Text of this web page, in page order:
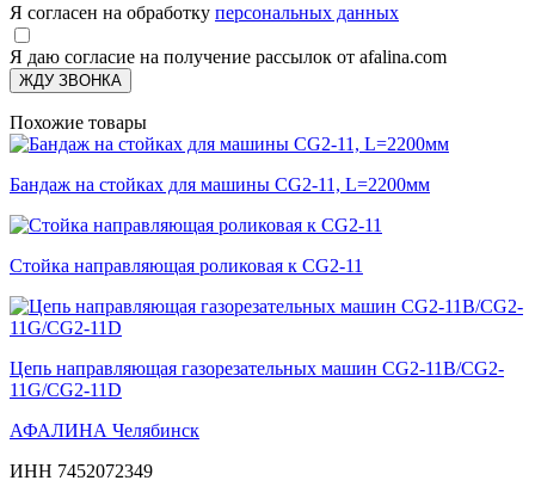
Я согласен на обработку персональных данных
Я даю согласие на получение рассылок от afalina.com
ЖДУ ЗВОНКА
Похожие товары
Бандаж на стойках для машины CG2-11, L=2200мм
Стойка направляющая роликовая к CG2-11
Цепь направляющая газорезательных машин CG2-11B/CG2-
11G/CG2-11D
АФАЛИНА Челябинск
ИНН 7452072349